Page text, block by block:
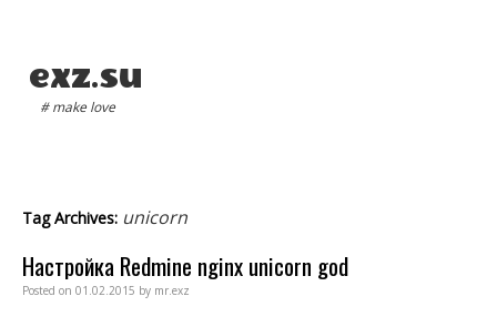
exz.su
# make love
Main menu
Tag Archives: unicorn
Настройка Redmine nginx unicorn god
Posted on 01.02.2015 by mr.exz